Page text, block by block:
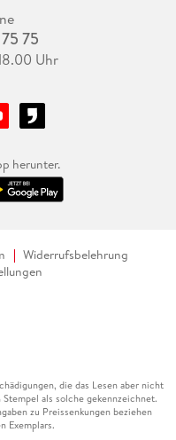
75
Uhr
herunter.
Widerrufsbelehrung
die das Lesen aber nicht
als solche gekennzeichnet.
zu Preissenkungen beziehen
Exemplars.